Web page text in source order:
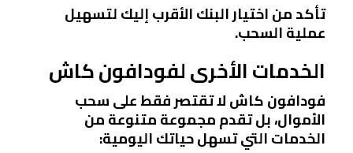
تأكد من اختيار البنك الأقرب إليك لتسهيل
عملية السحب.
الخدمات الأخرى لفودافون كاش
فودافون كاش لا تقتصر فقط على سحب
الأموال، بل تقدم مجموعة متنوعة من
الخدمات التي تسهل حياتك اليومية: